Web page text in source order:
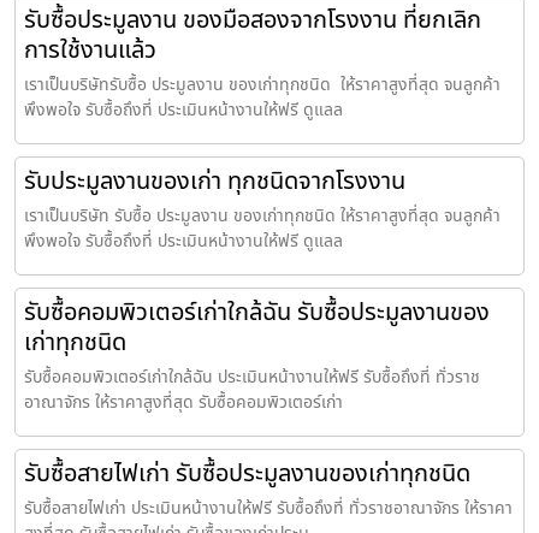
รับซื้อประมูลงาน ของมือสองจากโรงงาน ที่ยกเลิก
การใช้งานแล้ว
เราเป็นบริษัทรับซื้อ ประมูลงาน ของเก่าทุกชนิด ให้ราคาสูงที่สุด จนลูกค้า
พึงพอใจ รับซื้อถึงที่ ประเมินหน้างานให้ฟรี ดูแลล
รับประมูลงานของเก่า ทุกชนิดจากโรงงาน
เราเป็นบริษัท รับซื้อ ประมูลงาน ของเก่าทุกชนิด ให้ราคาสูงที่สุด จนลูกค้า
พึงพอใจ รับซื้อถึงที่ ประเมินหน้างานให้ฟรี ดูแลล
รับซื้อคอมพิวเตอร์เก่าใกล้ฉัน รับซื้อประมูลงานของ
เก่าทุกชนิด
รับซื้อคอมพิวเตอร์เก่าใกล้ฉัน ประเมินหน้างานให้ฟรี รับซื้อถึงที่ ทั่วราช
อาณาจักร ให้ราคาสูงที่สุด รับซื้อคอมพิวเตอร์เก่า
รับซื้อสายไฟเก่า รับซื้อประมูลงานของเก่าทุกชนิด
รับซื้อสายไฟเก่า ประเมินหน้างานให้ฟรี รับซื้อถึงที่ ทั่วราชอาณาจักร ให้ราคา